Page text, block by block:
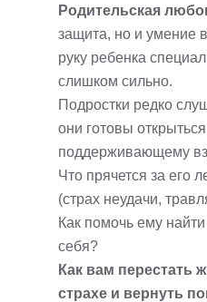
Родительская
защита, но и умение
руку ребенка
слишком сильно.
Подростки редко
они готовы
поддерживающему
Что прячется за его
(страх неудачи,
Как помочь ему
себя?
Как вам перестать
страхе и вернуть